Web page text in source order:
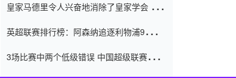
皇家马德里令人兴奋地消除了皇家学会 安
英超联赛排行榜：阿森纳追逐利物浦9分 曼
3场比赛中两个低级错误 中国超级联赛的前